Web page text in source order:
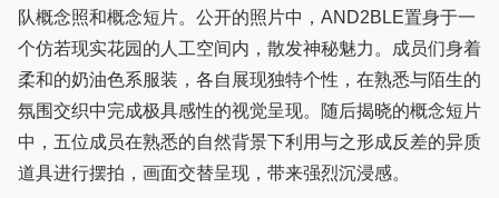
队概念照和概念短片。公开的照片中，AND2BLE置身于一
个仿若现实花园的人工空间内，散发神秘魅力。成员们身着
柔和的奶油色系服装，各自展现独特个性，在熟悉与陌生的
氛围交织中完成极具感性的视觉呈现。随后揭晓的概念短片
中，五位成员在熟悉的自然背景下利用与之形成反差的异质
道具进行摆拍，画面交替呈现，带来强烈沉浸感。